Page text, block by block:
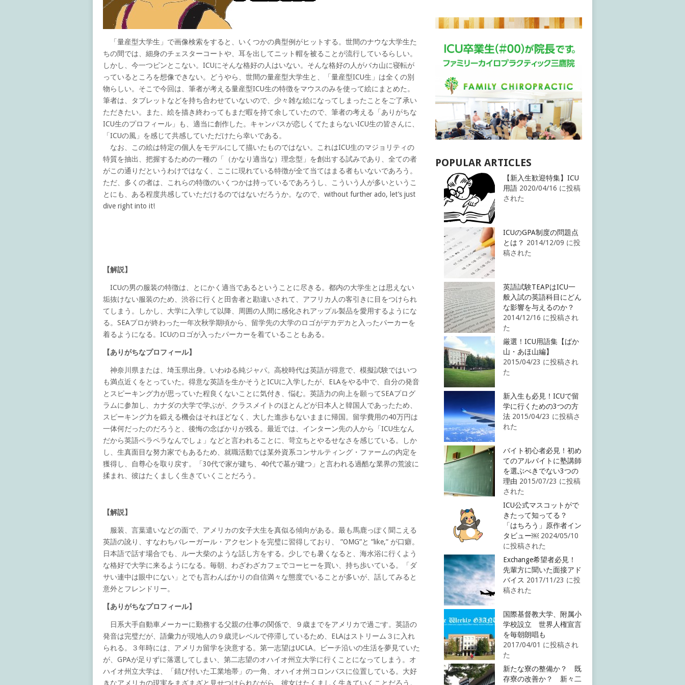
「量産型大学生」で画像検索をすると、いくつかの典型例がヒットする。世間のナウな大学生た
ちの間では、細身のチェスターコートや、耳を出してニット帽を被ることが流行しているらしい。
しかし、今一つピンとこない。ICUにそんな格好の人はいない。そんな格好の人がバカ山に寝転が
っているところを想像できない。どうやら、世間の量産型大学生と、「量産型ICU生」は全くの別
物らしい。そこで今回は、筆者が考える量産型ICU生の特徴をマウスのみを使って絵にまとめた。
筆者は、タブレットなどを持ち合わせていないので、少々雑な絵になってしまったことをご了承い
ただきたい。また、絵を描き終わってもまだ暇を持て余していたので、筆者の考える「ありがちな
ICU生のプロフィール」も、適当に創作した。キャンパスが恋しくてたまらないICU生の皆さんに、
「ICUの風」を感じて共感していただけたら幸いである。
なお、この絵は特定の個人をモデルにして描いたものではない。これはICU生のマジョリティの
特質を抽出、把握するための一種の「（かなり適当な）理念型」を創出する試みであり、全ての者
がこの通りだというわけではなく、ここに現れている特徴が全て当てはまる者もいないであろう。
ただ、多くの者は、これらの特徴のいくつかは持っているであろうし、こういう人が多いというこ
とにも、ある程度共感していただけるのではないだろうか。なので、without further ado, let’s just
dive right into it!
【解説】
ICUの男の服装の特徴は、とにかく適当であるということに尽きる。都内の大学生とは思えない
垢抜けない服装のため、渋谷に行くと田舎者と勘違いされて、アフリカ人の客引きに目をつけられ
てしまう。しかし、大学に入学して以降、周囲の人間に感化されアップル製品を愛用するようにな
る。SEAプロが終わった一年次秋学期頃から、留学先の大学のロゴがデカデカと入ったパーカーを
着るようになる。ICUのロゴが入ったパーカーを着ていることもある。
【ありがちなプロフィール】
神奈川県または、埼玉県出身。いわゆる純ジャパ。高校時代は英語が得意で、模擬試験ではいつ
も満点近くをとっていた。得意な英語を生かそうとICUに入学したが、ELAをやる中で、自分の発音
とスピーキング力が思っていた程良くないことに気付き、悩む。英語力の向上を願ってSEAプログ
ラムに参加し、カナダの大学で学ぶが、クラスメイトのほとんどが日本人と韓国人であったため、
スピーキング力を鍛える機会はそれほどなく、大した進歩もないままに帰国。留学費用の40万円は
一体何だったのだろうと、後悔の念ばかりが残る。最近では、インターン先の人から「ICU生なん
だから英語ペラペラなんでしょ」などと言われることに、苛立ちとやるせなさを感じている。しか
し、生真面目な努力家でもあるため、就職活動では某外資系コンサルティング・ファームの内定を
獲得し、自尊心を取り戻す。「30代で家が建ち、40代で墓が建つ」と言われる過酷な業界の荒波に
揉まれ、彼はたくましく生きていくことだろう。
【解説】
服装、言葉遣いなどの面で、アメリカの女子大生を真似る傾向がある。最も馬鹿っぽく聞こえる
英語の訛り、すなわちバレーガール・アクセントを完璧に習得しており、 ”OMG”と ”like,” が口癖。
日本語で話す場合でも、ルー大柴のような話し方をする。少しでも暑くなると、海水浴に行くよう
な格好で大学に来るようになる。毎朝、わざわざカフェでコーヒーを買い、持ち歩いている。「ダ
サい連中は眼中にない」とでも言わんばかりの自信満々な態度でいることが多いが、話してみると
意外とフレンドリー。
【ありがちなプロフィール】
日系大手自動車メーカーに勤務する父親の仕事の関係で、９歳までをアメリカで過ごす。英語の
発音は完璧だが、語彙力が現地人の９歳児レベルで停滞しているため、ELAはストリーム３に入れ
られる。３年時には、アメリカ留学を決意する。第一志望はUCLA。ビーチ沿いの生活を夢見ていた
が、GPAが足りずに落選してしまい、第二志望のオハイオ州立大学に行くことになってしまう。オ
ハイオ州立大学は、「錆び付いた工業地帯」の一角、オハイオ州コロンバスに位置している。大好
きなアメリカの現実をまざまざと見せつけられながら、彼女はたくましく生きていくことだろう。
POPULAR ARTICLES
【新入生歓迎特集】ICU
用語 2020/04/16 に投稿
された
ICUのGPA制度の問題点
とは？ 2014/12/09 に投
稿された
英語試験TEAPはICU一
般入試の英語科目にどん
な影響を与えるのか？
2014/12/16 に投稿され
た
厳選！ICU用語集【ばか
山・あほ山編】
2015/04/23 に投稿され
た
新入生も必見！ICUで留
学に行くための3つの方
法 2015/04/23 に投稿さ
れた
バイト初心者必見！初め
てのアルバイトに塾講師
を選ぶべきでない3つの
理由 2015/07/23 に投稿
された
ICU公式マスコットがで
きたって知ってる？
「はちろう」原作者イン
タビュー￼ 2024/05/10
に投稿された
Exchange希望者必見！
先輩方に聞いた面接アド
バイス 2017/11/23 に投
稿された
国際基督教大学、附属小
学校設立 世界人権宣言
を毎朝朗唱も
2017/04/01 に投稿され
た
新たな寮の整備か？ 既
存寮の改善か？ 新々二